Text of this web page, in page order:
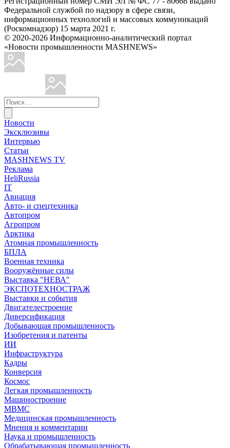
Федеральной службой по надзору в сфере связи,
информационных технологий и массовых коммуникаций
(Роскомнадзор) 15 марта 2021 г.
© 2020-2026 Информационно-аналитический портал
«Новости промышленности MASHNEWS»
Новости
Эксклюзивы
Интервью
Статьи
MASHNEWS TV
Реклама
HeliRussia
IT
Авиация
Авто- и спецтехника
Автопром
Агропром
Арктика
Атомная промышленность
БПЛА
Военная техника
Вооружённые силы
Выставка "НЕВА"
ЭКСПОТЕХНОСТРАЖ
Выставки и события
Двигателестроение
Диверсификация
Добывающая промышленность
Изобретения и патенты
ИИ
Инфраструктура
Кадры
Конверсия
Космос
Легкая промышленность
Машиностроение
МВМС
Медицинская промышленность
Мнения и комментарии
Наука и промышленность
Обрабатывающая промышленность